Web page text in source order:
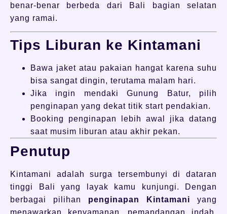
benar-benar berbeda dari Bali bagian selatan
yang ramai.
Tips Liburan ke Kintamani
Bawa jaket atau pakaian hangat karena suhu
bisa sangat dingin, terutama malam hari.
Jika ingin mendaki Gunung Batur, pilih
penginapan yang dekat titik start pendakian.
Booking penginapan lebih awal jika datang
saat musim liburan atau akhir pekan.
Penutup
Kintamani adalah surga tersembunyi di dataran
tinggi Bali yang layak kamu kunjungi. Dengan
berbagai pilihan penginapan Kintamani yang